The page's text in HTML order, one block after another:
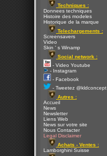
Techniques :
Donnees techniques
Histoire des modeles
Historique de la marque
Telechargements :
Screensavers
Video
Skin ' s Winamp
Social network :
- Video Youtube
- Instagram
- Facebook
- Tweetez @kldconcept
Autres :
Accueil
News
Newsletter
Liens Web
News sur votre site
Nous Contacter
Legal Disclaimer
Achats - Ventes :
Lamborghini Suisse